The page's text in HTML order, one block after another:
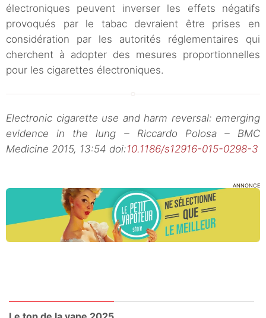
électroniques peuvent inverser les effets négatifs
provoqués par le tabac devraient être prises en
considération par les autorités réglementaires qui
cherchent à adopter des mesures proportionnelles
pour les cigarettes électroniques.
Electronic cigarette use and harm reversal: emerging
evidence in the lung – Riccardo Polosa – BMC
Medicine 2015, 13:54 doi:10.1186/s12916-015-0298-3
ANNONCE